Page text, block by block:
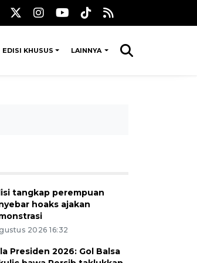
EDISI KHUSUS LAINNYA
tangkap perempuan
hoaks ajakan
2026 16:32
Presiden 2026: Gol Balsa